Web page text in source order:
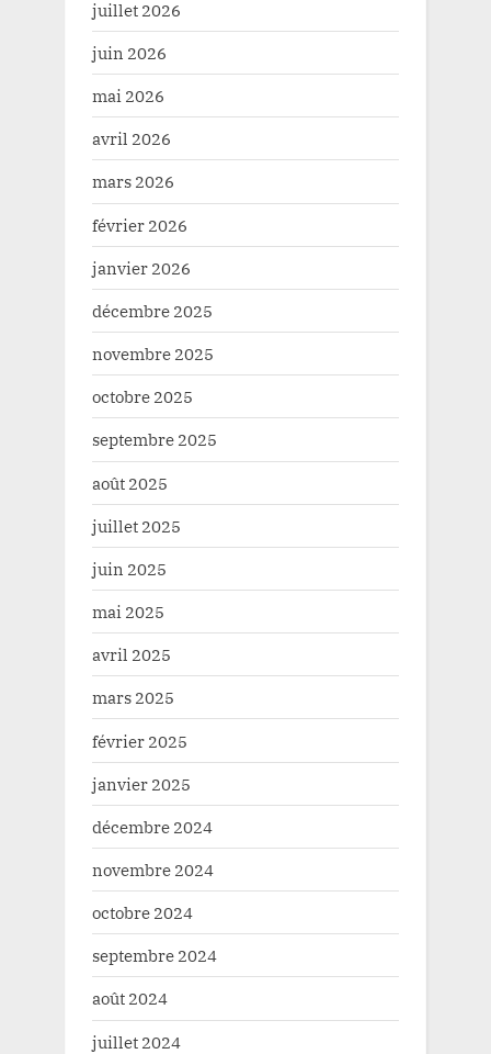
juillet 2026
juin 2026
mai 2026
avril 2026
mars 2026
février 2026
janvier 2026
décembre 2025
novembre 2025
octobre 2025
septembre 2025
août 2025
juillet 2025
juin 2025
mai 2025
avril 2025
mars 2025
février 2025
janvier 2025
décembre 2024
novembre 2024
octobre 2024
septembre 2024
août 2024
juillet 2024